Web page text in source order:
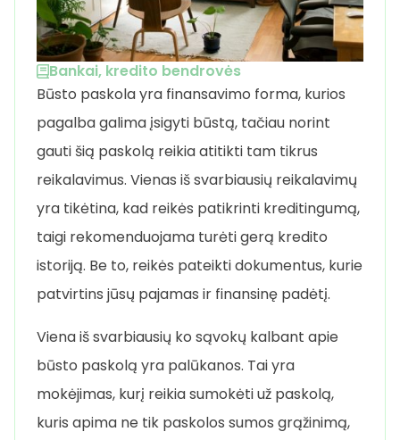
Bankai, kredito bendrovės
Būsto paskola yra finansavimo forma, kurios
pagalba galima įsigyti būstą, tačiau norint
gauti šią paskolą reikia atitikti tam tikrus
reikalavimus. Vienas iš svarbiausių reikalavimų
yra tikėtina, kad reikės patikrinti kreditingumą,
taigi rekomenduojama turėti gerą kredito
istoriją. Be to, reikės pateikti dokumentus, kurie
patvirtins jūsų pajamas ir finansinę padėtį.
Viena iš svarbiausių ko sąvokų kalbant apie
būsto paskolą yra palūkanos. Tai yra
mokėjimas, kurį reikia sumokėti už paskolą,
kuris apima ne tik paskolos sumos grąžinimą,